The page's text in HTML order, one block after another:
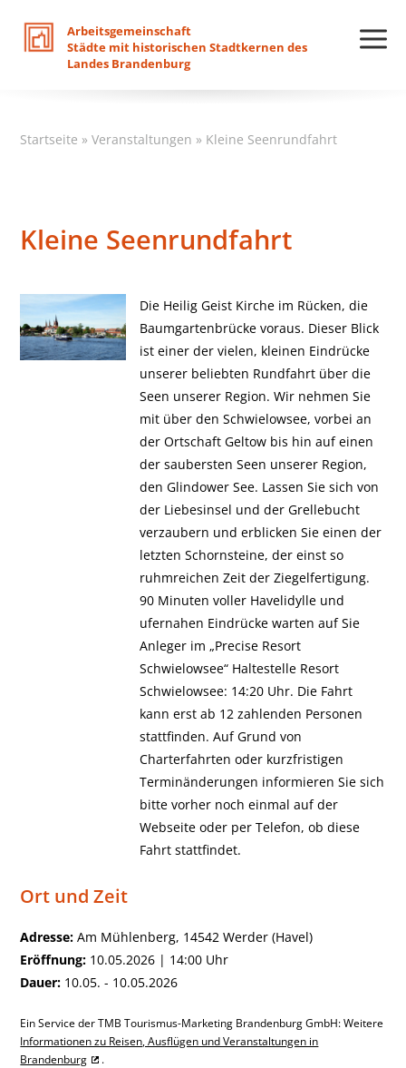
Arbeitsgemeinschaft
Städte mit historischen Stadtkernen des
Landes Brandenburg
Startseite »Veranstaltungen » Kleine Seenrundfahrt
Kleine Seenrundfahrt
Die Heilig Geist Kirche im Rücken, die
Baumgartenbrücke voraus. Dieser Blick
ist einer der vielen, kleinen Eindrücke
unserer beliebten Rundfahrt über die
Seen unserer Region. Wir nehmen Sie
mit über den Schwielowsee, vorbei an
der Ortschaft Geltow bis hin auf einen
der saubersten Seen unserer Region,
den Glindower See. Lassen Sie sich von
der Liebesinsel und der Grellebucht
verzaubern und erblicken Sie einen der
letzten Schornsteine, der einst so
ruhmreichen Zeit der Ziegelfertigung.
90 Minuten voller Havelidylle und
ufernahen Eindrücke warten auf Sie
Anleger im „Precise Resort
Schwielowsee“ Haltestelle Resort
Schwielowsee: 14:20 Uhr. Die Fahrt
kann erst ab 12 zahlenden Personen
stattfinden. Auf Grund von
Charterfahrten oder kurzfristigen
Terminänderungen informieren Sie sich
bitte vorher noch einmal auf der
Webseite oder per Telefon, ob diese
Fahrt stattfindet.
Ort und Zeit
Adresse: Am Mühlenberg, 14542 Werder (Havel)
Eröffnung: 10.05.2026 | 14:00 Uhr
Dauer: 10.05. - 10.05.2026
Ein Service der TMB Tourismus-Marketing Brandenburg GmbH: Weitere
Informationen zu Reisen, Ausflügen und Veranstaltungen in
Brandenburg
.